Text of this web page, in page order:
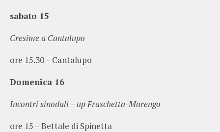
sabato 15
Cresime a Cantalupo
ore 15.30 – Cantalupo
Domenica 16
Incontri sinodali – up Fraschetta-Marengo
ore 15 – Bettale di Spinetta